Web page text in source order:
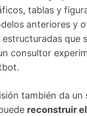
tablas y
anteriores y
que
consultor
también da un
reconstruir